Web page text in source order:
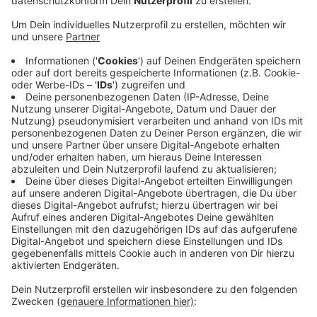
ihren 33 Jahre alten Freund. Die Frau sagte, er
habe sie gestern in seiner Wohnung in Hagen
Diensthandy auf den Boden geworfen und darauf
getreten. Als sie mit einem anderen Telefon eine
Kollegin anrief, soll er sie mit einem Küchenmesser
bedroht, geschubst und getreten haben. Danach
gelang der Wuppertalerin die Flucht. Laut Polizei
hat sie in der Vergangenheit schon öfter unter
häuslicher Gewalt gelitten. Im aktuellen Fall
behauptete der Mann, sie habe sich alles
ausgedacht.
Veröffentlicht: Donnerstag, 26.10.2023 10:36
Anzeige